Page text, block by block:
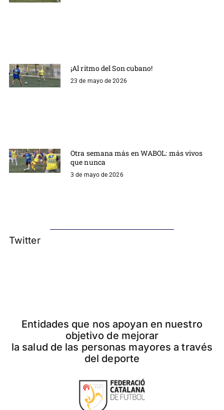
¡Al ritmo del Son cubano!
23 de mayo de 2026
Otra semana más en WABOL: más vivos
que nunca
3 de mayo de 2026
Twitter
Entidades que nos apoyan en nuestro
objetivo de mejorar
la salud de las personas mayores a través
del deporte